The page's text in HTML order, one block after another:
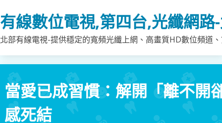
to
content
有線數位電視,第四台,光纖網路
北部有線電視-提供穩定的寬頻光纖上網、高畫質HD數位頻道
當愛已成習慣：解開「離不開
感死結